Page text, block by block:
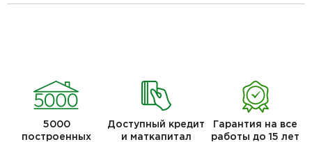
5000
построенных
Доступный кредит
и маткапитал
Гарантия на все
работы до 15 лет